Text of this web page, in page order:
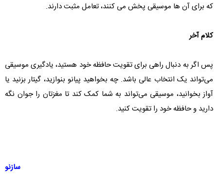
که برای آن ها موسیقی پخش می کنند، تعامل مثبت دارند.
کلام آخر
پس اگر به دنبال راهی برای تقویت حافظه خود هستید، یادگیری موسیقی
می‌تواند یک انتخاب عالی باشد. چه بخواهید پیانو بنوازید، گیتار بزنید یا
آواز بخوانید، موسیقی می‌تواند به شما کمک کند تا مغزتان را جوان نگه
دارید و حافظه خود را تقویت کنید.
سازنو